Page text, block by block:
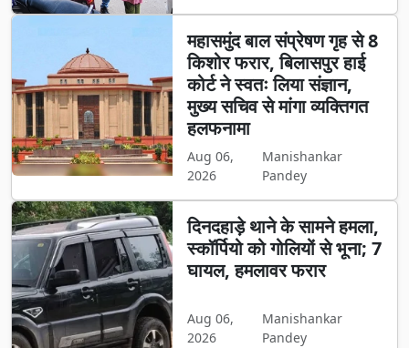
महासमुंद बाल संप्रेषण गृह से 8
किशोर फरार, बिलासपुर हाई
कोर्ट ने स्वतः लिया संज्ञान,
मुख्य सचिव से मांगा व्यक्तिगत
हलफनामा
Aug 06,
2026
Manishankar
Pandey
दिनदहाड़े थाने के सामने हमला,
स्कॉर्पियो को गोलियों से भूना; 7
घायल, हमलावर फरार
Aug 06,
2026
Manishankar
Pandey